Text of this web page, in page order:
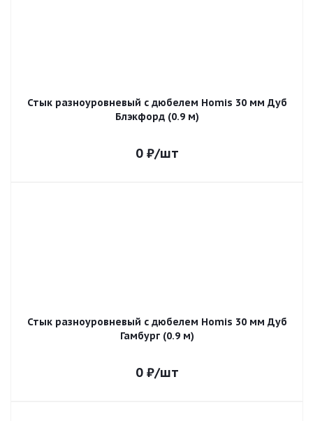
Стык разноуровневый с дюбелем Homis 30 мм Дуб
Блэкфорд (0.9 м)
0₽/шт
Стык разноуровневый с дюбелем Homis 30 мм Дуб
Гамбург (0.9 м)
0₽/шт